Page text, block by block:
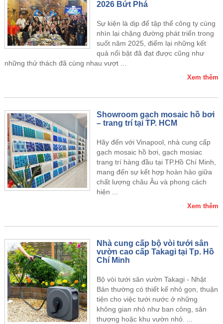
2026 Bứt Phá
Sự kiện là dịp để tập thể công ty cùng
nhìn lại chặng đường phát triển trong
suốt năm 2025, điểm lại những kết
quả nổi bật đã đạt được cũng như
những thử thách đã cùng nhau vượt ...
Xem thêm
Showroom gạch mosaic hồ bơi
– trang trí tại TP. HCM
Hãy đến với Vinapool, nhà cung cấp
gạch mosaic hồ bơi, gạch mosiac
trang trí hàng đầu tại TP.Hồ Chí Minh,
mang đến sự kết hợp hoàn hảo giữa
chất lượng châu Âu và phong cách
hiện ...
Xem thêm
Nhà cung cấp bộ vòi tưới sân
vườn cao cấp Takagi tại Tp. Hồ
Chí Minh
Bộ vòi tưới sân vườn Takagi - Nhật
Bản thường có thiết kế nhỏ gọn, thuận
tiện cho việc tưới nước ở những
không gian nhỏ như ban công, sân
thượng hoặc khu vườn nhỏ. ...